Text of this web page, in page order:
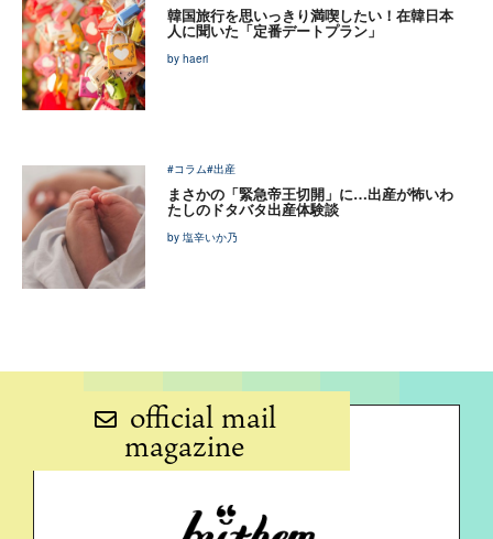
韓国旅行を思いっきり満喫したい！在韓日本
人に聞いた「定番デートプラン」
by haeri
#コラム#出産
まさかの「緊急帝王切開」に…出産が怖いわ
たしのドタバタ出産体験談
by 塩辛いか乃
official mail
magazine